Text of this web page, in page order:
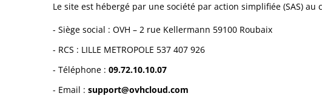
Le site est hébergé par une société par action simplifiée (SAS) au
- Siège social : OVH – 2 rue Kellermann 59100 Roubaix
- RCS : LILLE METROPOLE 537 407 926
- Téléphone : 09.72.10.10.07
- Email : support@ovhcloud.com